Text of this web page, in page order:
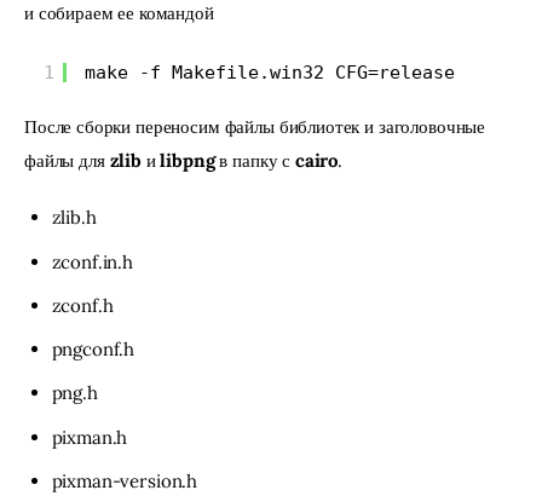
и собираем ее командой
1 make -f Makefile.win32 CFG=release
После сборки переносим файлы библиотек и заголовочные
файлы для zlib и libpng в папку с cairo.
zlib.h
zconf.in.h
zconf.h
pngconf.h
png.h
pixman.h
pixman-version.h